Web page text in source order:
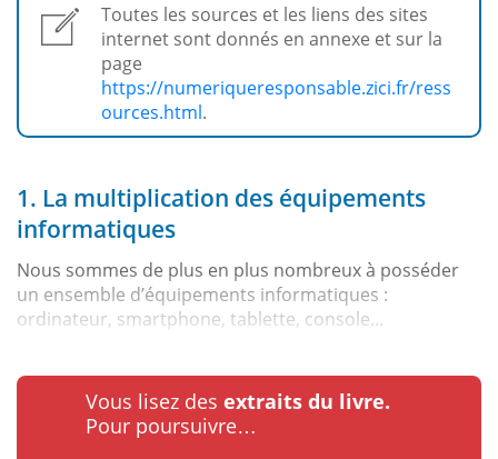
Toutes les sources et les liens des sites
internet sont donnés en annexe et sur la
page
https://numeriqueresponsable.zici.fr/ress
ources.html.
1. La multiplication des équipements
informatiques
Nous sommes de plus en plus nombreux à posséder
un ensemble d’équipements informatiques :
ordinateur, smartphone, tablette, console...
Vous lisez des extraits du livre.
Pour poursuivre…